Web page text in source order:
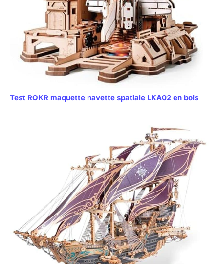
Test ROKR maquette navette spatiale LKA02 en bois